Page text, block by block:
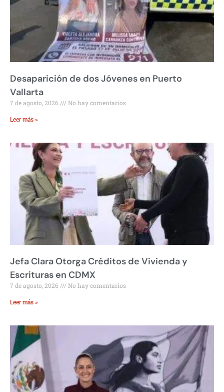
Desaparición de dos Jóvenes en Puerto
Vallarta
7 de agosto, 2026 No hay comentarios
Leer más »
Jefa Clara Otorga Créditos de Vivienda y
Escrituras en CDMX
7 de agosto, 2026 No hay comentarios
Leer más »